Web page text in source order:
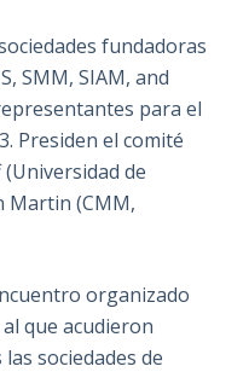
fundadoras
SMM, SIAM, and
para el
Presiden el comité
de
Martin (CMM,
organizado
que acudieron
sociedades de